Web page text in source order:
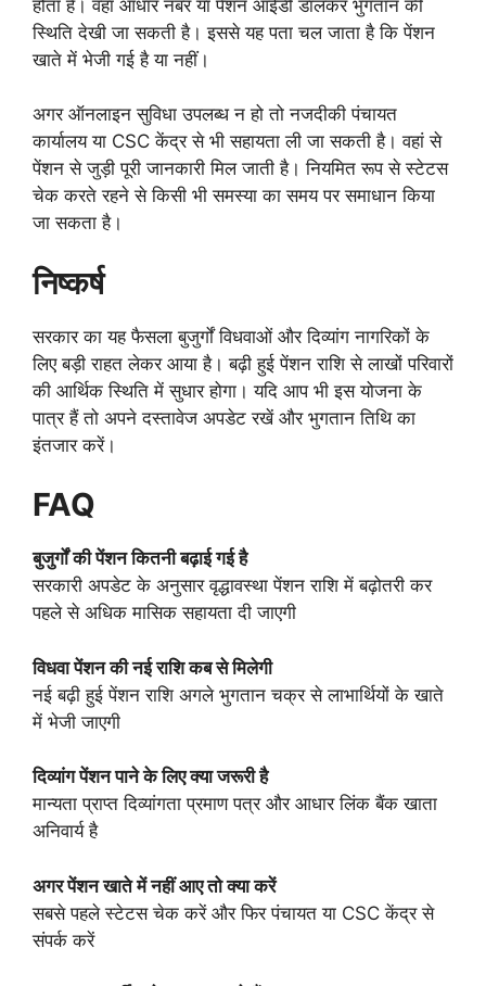
होता है। वहां आधार नंबर या पेंशन आईडी डालकर भुगतान की
स्थिति देखी जा सकती है। इससे यह पता चल जाता है कि पेंशन
खाते में भेजी गई है या नहीं।
अगर ऑनलाइन सुविधा उपलब्ध न हो तो नजदीकी पंचायत
कार्यालय या CSC केंद्र से भी सहायता ली जा सकती है। वहां से
पेंशन से जुड़ी पूरी जानकारी मिल जाती है। नियमित रूप से स्टेटस
चेक करते रहने से किसी भी समस्या का समय पर समाधान किया
जा सकता है।
निष्कर्ष
सरकार का यह फैसला बुजुर्गों विधवाओं और दिव्यांग नागरिकों के
लिए बड़ी राहत लेकर आया है। बढ़ी हुई पेंशन राशि से लाखों परिवारों
की आर्थिक स्थिति में सुधार होगा। यदि आप भी इस योजना के
पात्र हैं तो अपने दस्तावेज अपडेट रखें और भुगतान तिथि का
इंतजार करें।
FAQ
बुजुर्गों की पेंशन कितनी बढ़ाई गई है
सरकारी अपडेट के अनुसार वृद्धावस्था पेंशन राशि में बढ़ोतरी कर
पहले से अधिक मासिक सहायता दी जाएगी
विधवा पेंशन की नई राशि कब से मिलेगी
नई बढ़ी हुई पेंशन राशि अगले भुगतान चक्र से लाभार्थियों के खाते
में भेजी जाएगी
दिव्यांग पेंशन पाने के लिए क्या जरूरी है
मान्यता प्राप्त दिव्यांगता प्रमाण पत्र और आधार लिंक बैंक खाता
अनिवार्य है
अगर पेंशन खाते में नहीं आए तो क्या करें
सबसे पहले स्टेटस चेक करें और फिर पंचायत या CSC केंद्र से
संपर्क करें